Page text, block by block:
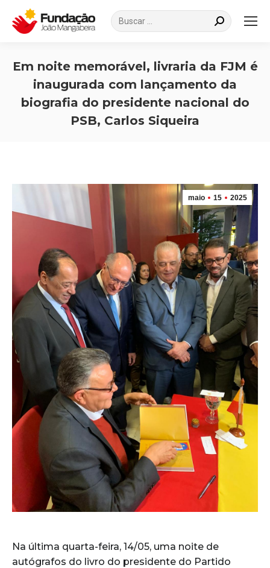
Search:
Em noite memorável, livraria da FJM é
inaugurada com lançamento da
biografia do presidente nacional do
PSB, Carlos Siqueira
maio 15 2025
Na última quarta-feira, 14/05, uma noite de
autógrafos do livro do presidente do Partido